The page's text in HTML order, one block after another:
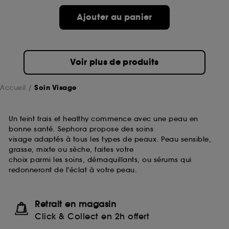
Ajouter au panier
Voir plus de produits
Accueil Soin Visage
Un teint frais et healthy commence avec une peau en
bonne santé. Sephora propose des soins
visage adaptés à tous les types de peaux. Peau sensible,
grasse, mixte ou sèche, faites votre
choix parmi les soins, démaquillants, ou sérums qui
redonneront de l'éclat à votre peau.
Retrait en magasin
Click & Collect en 2h offert
pouvez personnaliser vos choix concernant le dépôt
de ces cookies grâce au bouton "personnaliser mes
choix" ci-dessous ou décider de "tout accepter".
Sephora pourra associer les informations de
collectées ou générées lors de votre activité en ligne
ou en magasin. Pour refuser tous les cookies, cliques
sur "continuer sans accepter". Voous pouvez à tout
moment choisir de retirer votrte consentement. Si vous
souhaitez obtenir plus d'information sur les cookies
utilisés, cliquezici.